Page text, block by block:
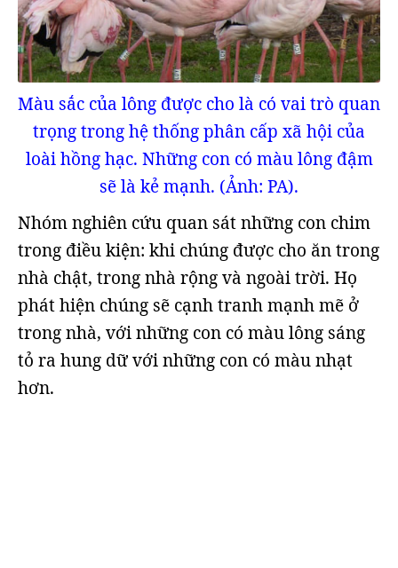
Màu sắc của lông được cho là có vai trò quan
trọng trong hệ thống phân cấp xã hội của
loài hồng hạc. Những con có màu lông đậm
sẽ là kẻ mạnh. (Ảnh: PA).
Nhóm nghiên cứu quan sát những con chim
trong điều kiện: khi chúng được cho ăn trong
nhà chật, trong nhà rộng và ngoài trời. Họ
phát hiện chúng sẽ cạnh tranh mạnh mẽ ở
trong nhà, với những con có màu lông sáng
tỏ ra hung dữ với những con có màu nhạt
hơn.